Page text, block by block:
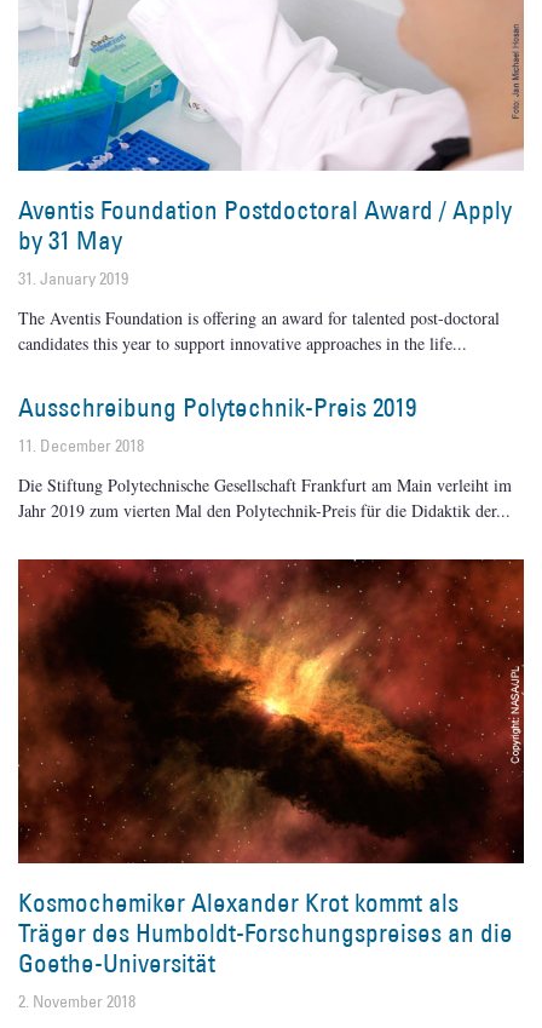
Aventis Foundation Postdoctoral Award / Apply
by 31 May
31. January 2019
The Aventis Foundation is offering an award for talented post-doctoral
candidates this year to support innovative approaches in the life
Ausschreibung Polytechnik-Preis 2019
11. December 2018
Die Stiftung Polytechnische Gesellschaft Frankfurt am Main verleiht im
Jahr 2019 zum vierten Mal den Polytechnik-Preis für die Didaktik der
Kosmochemiker Alexander Krot kommt als
Träger des Humboldt-Forschungspreises an die
Goethe-Universität
2. November 2018